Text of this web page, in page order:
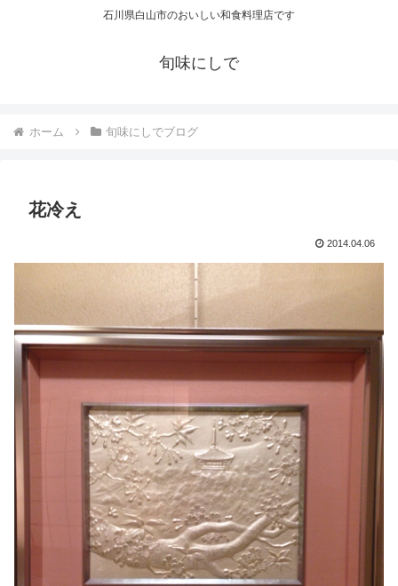
石川県白山市のおいしい和食料理店です
旬味にしで
ホーム 旬味にしでブログ
花冷え
2014.04.06